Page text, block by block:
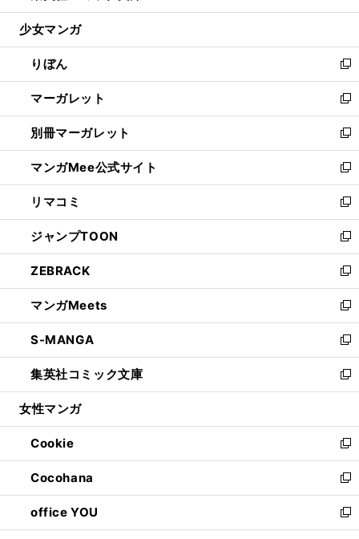
開
ウ
開
く
ン
ウ
で
開
く
ウ
ン
ド
ウ
で
開
く
し
ウ
ィ
ン
ド
ウ
で
開
く
少女マンガ
りぼん
新
し
い
ウ
ィ
ン
ド
ウ
で
開
く
マーガレット
新
し
い
ウ
ィ
ン
ド
ウ
で
開
く
別冊マーガレット
新
し
い
ウ
ィ
ン
ド
ウ
で
開
く
マンガMee公式サイト
新
し
い
ウ
ィ
ン
ド
ウ
で
開
く
リマコミ
新
し
い
ウ
ィ
ン
ド
ウ
で
開
く
ジャンプTOON
新
し
い
ウ
ィ
ン
ド
ウ
で
開
ZEBRACK
新
し
い
ウ
ィ
ン
ド
ウ
開
く
マンガMeets
新
し
い
ウ
ィ
ン
ウ
で
開
く
S-MANGA
新
し
い
ウ
ン
ド
ウ
で
開
く
集英社コミック文庫
新
し
ウ
ィ
ン
ド
ウ
で
開
女性マンガ
Cookie
新
し
い
ウ
ィ
ン
Cocohana
新
し
い
ウ
office YOU
新
し